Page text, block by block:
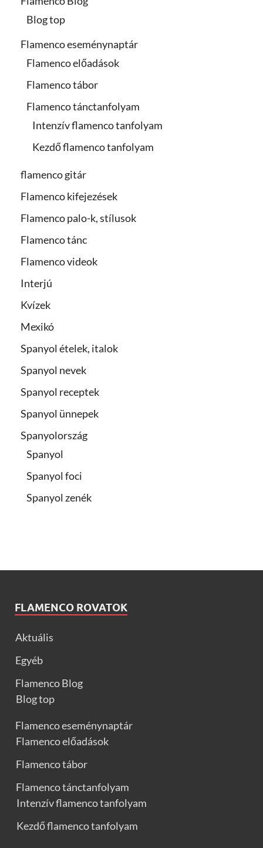
Blog top
Flamenco eseménynaptár
Flamenco előadások
Flamenco tábor
Flamenco tánctanfolyam
Intenzív flamenco tanfolyam
Kezdő flamenco tanfolyam
flamenco gitár
Flamenco kifejezések
Flamenco palo-k, stílusok
Flamenco tánc
Flamenco videok
Interjú
Kvízek
Mexikó
Spanyol ételek, italok
Spanyol nevek
Spanyol receptek
Spanyol ünnepek
Spanyolország
Spanyol
Spanyol foci
Spanyol zenék
FLAMENCO ROVATOK
Aktuális
Egyéb
Flamenco Blog
Blog top
Flamenco eseménynaptár
Flamenco előadások
Flamenco tábor
Flamenco tánctanfolyam
Intenzív flamenco tanfolyam
Kezdő flamenco tanfolyam